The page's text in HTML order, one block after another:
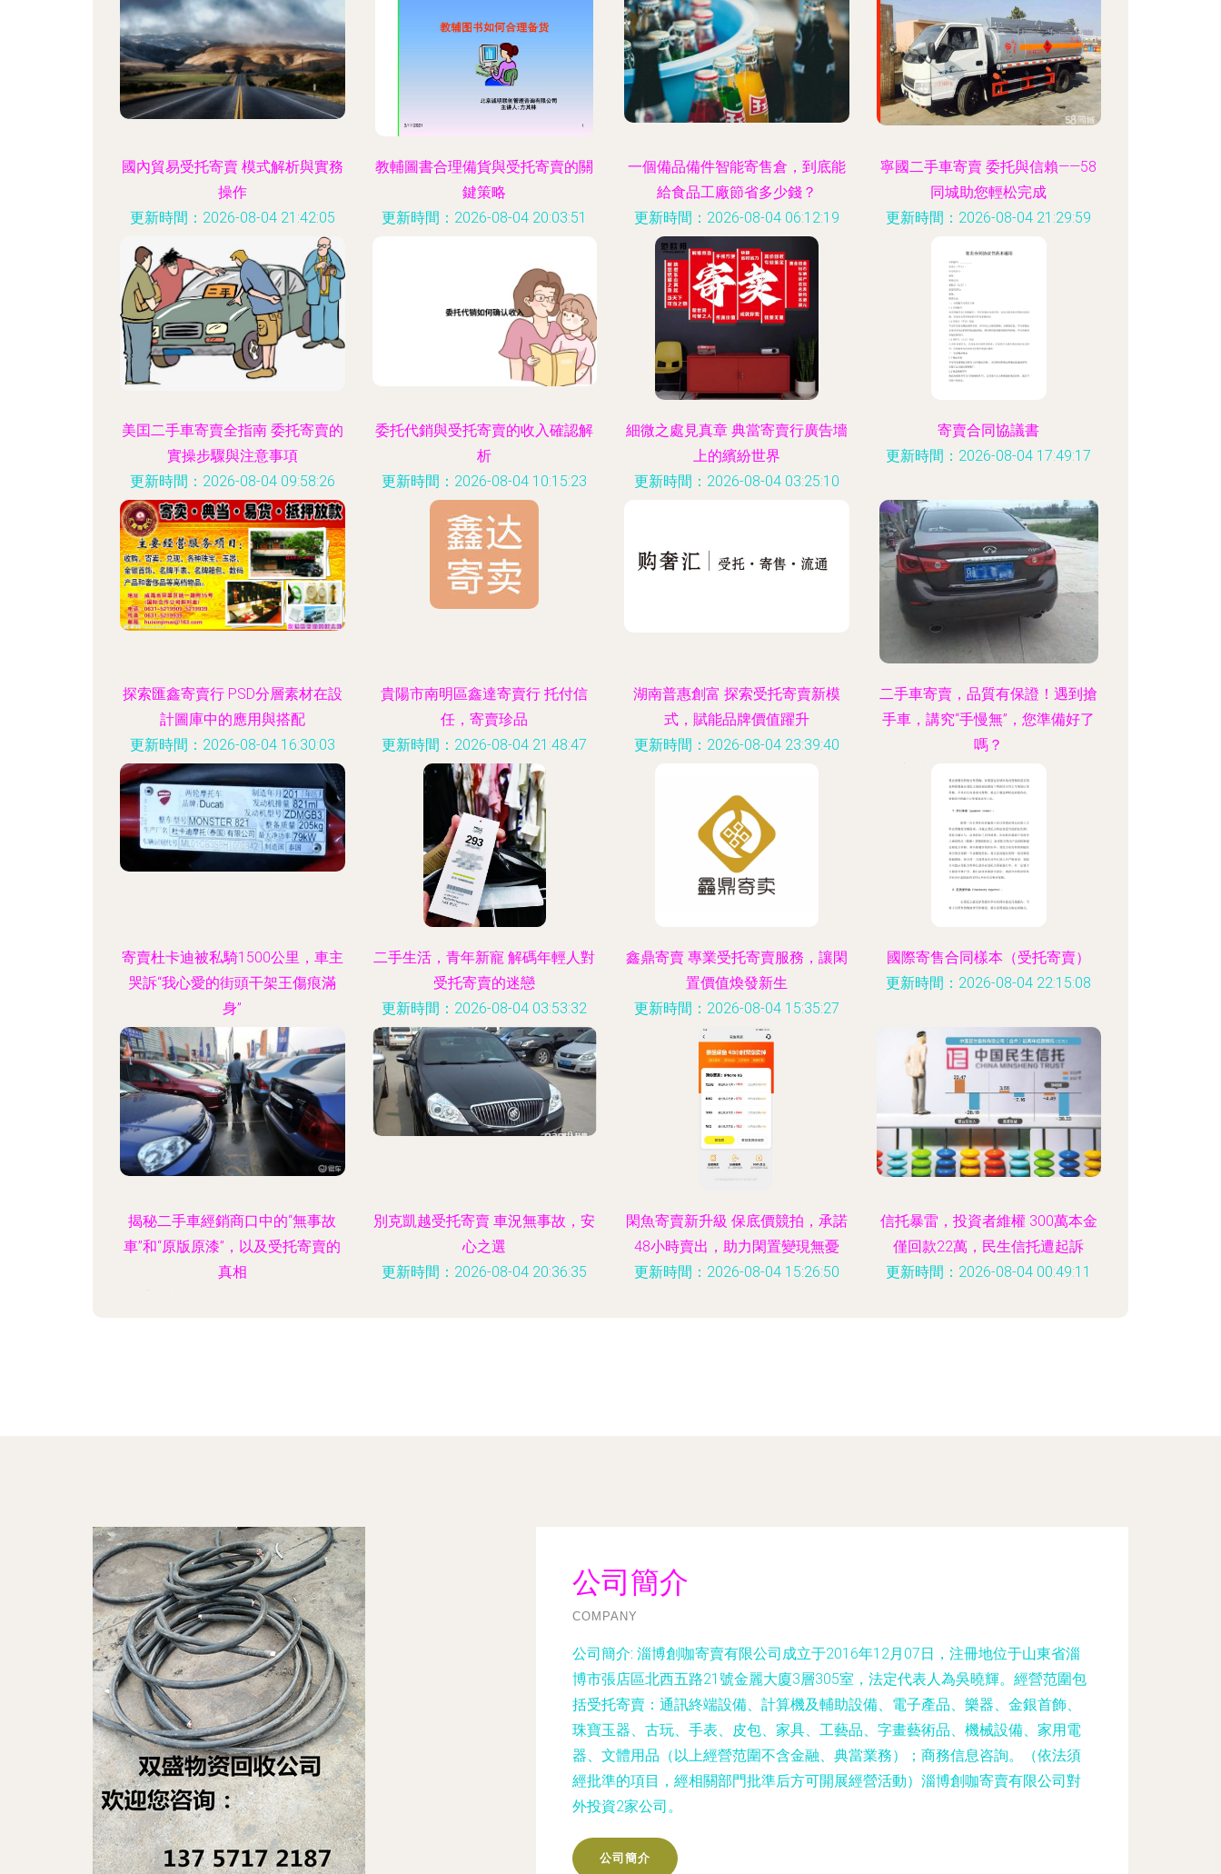
國內貿易受托寄賣 模式解析與實務
操作
更新時間：2026-08-04 21:42:05
教輔圖書合理備貨與受托寄賣的關
鍵策略
更新時間：2026-08-04 20:03:51
一個備品備件智能寄售倉，到底能
給食品工廠節省多少錢？
更新時間：2026-08-04 06:12:19
寧國二手車寄賣 委托與信賴——58
同城助您輕松完成
更新時間：2026-08-04 21:29:59
美囯二手車寄賣全指南 委托寄賣的
實操步驟與注意事項
更新時間：2026-08-04 09:58:26
委托代銷與受托寄賣的收入確認解
析
更新時間：2026-08-04 10:15:23
細微之處見真章 典當寄賣行廣告墻
上的繽紛世界
更新時間：2026-08-04 03:25:10
寄賣合同協議書
更新時間：2026-08-04 17:49:17
探索匯鑫寄賣行 PSD分層素材在設
計圖庫中的應用與搭配
更新時間：2026-08-04 16:30:03
貴陽市南明區鑫達寄賣行 托付信
任，寄賣珍品
更新時間：2026-08-04 21:48:47
湖南普惠創富 探索受托寄賣新模
式，賦能品牌價值躍升
更新時間：2026-08-04 23:39:40
二手車寄賣，品質有保證！遇到搶
手車，講究“手慢無”，您準備好了
嗎？
寄賣杜卡迪被私騎1500公里，車主
哭訴“我心愛的街頭干架王傷痕滿
身”
更新時間：2026-08-04 13:32:21
二手生活，青年新寵 解碼年輕人對
受托寄賣的迷戀
更新時間：2026-08-04 03:53:32
鑫鼎寄賣 專業受托寄賣服務，讓閑
置價值煥發新生
更新時間：2026-08-04 15:35:27
國際寄售合同樣本（受托寄賣）
更新時間：2026-08-04 22:15:08
揭秘二手車經銷商口中的“無事故
車”和“原版原漆”，以及受托寄賣的
真相
別克凱越受托寄賣 車況無事故，安
心之選
更新時間：2026-08-04 20:36:35
閑魚寄賣新升級 保底價競拍，承諾
48小時賣出，助力閑置變現無憂
更新時間：2026-08-04 15:26:50
信托暴雷，投資者維權 300萬本金
僅回款22萬，民生信托遭起訴
更新時間：2026-08-04 00:49:11
公司簡介
COMPANY
公司簡介: 淄博創咖寄賣有限公司成立于2016年12月07日，注冊地位于山東省淄
博市張店區北西五路21號金麗大廈3層305室，法定代表人為吳曉輝。經營范圍包
括受托寄賣：通訊終端設備、計算機及輔助設備、電子產品、樂器、金銀首飾、
珠寶玉器、古玩、手表、皮包、家具、工藝品、字畫藝術品、機械設備、家用電
器、文體用品（以上經營范圍不含金融、典當業務）；商務信息咨詢。（依法須
經批準的項目，經相關部門批準后方可開展經營活動）淄博創咖寄賣有限公司對
外投資2家公司。
公司簡介